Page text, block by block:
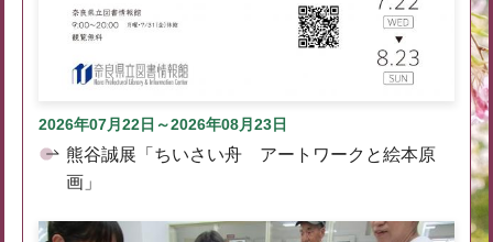
2026年07月22日～2026年08月23日
熊谷誠展「ちいさい舟 アートワークと絵本原
画」